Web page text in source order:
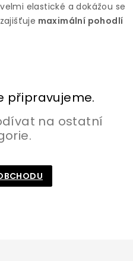
elastické a dokážou se
maximální pohodlí
připravujeme.
na ostatní